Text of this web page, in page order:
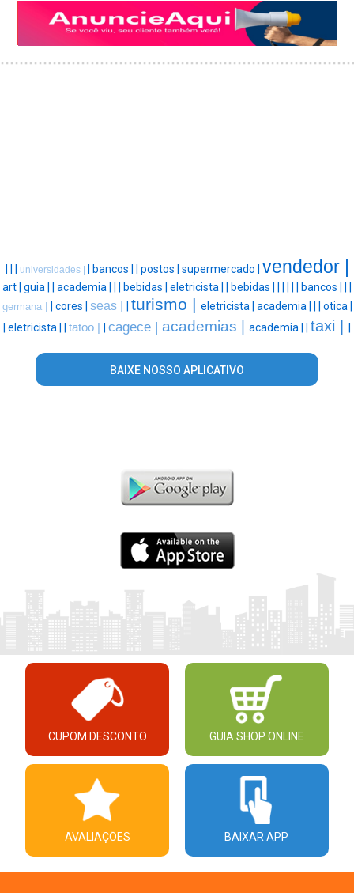
universidades | bancos | postos | supermercado | vendedor |
art | guia | academia | bebidas | eletricista | bebidas | bancos |
germana | cores | seas | turismo | eletricista | academia |
otica |
eletricista | tatoo | cagece | academias | academia | taxi |
BAIXE NOSSO APLICATIVO
CUPOM DESCONTO GUIA SHOP ONLINE
AVALIAÇÕES BAIXAR APP